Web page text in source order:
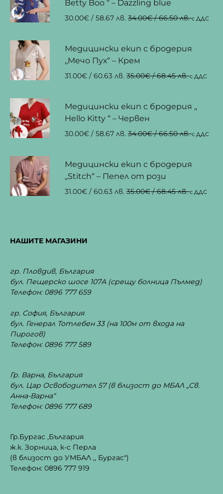
Betty Boo “ – Dazzling blue
30.00€ / 58.67 лв. 34.00€/ 66.50 лв.с ДДС
Медицински екип с бродерия
,,Мечо Пух“ – Крем
31.00€ / 60.63 лв. 35.00€/ 68.45 лв.с ДДС
Медицински екип с бродерия ,,
Hello Kitty “ – Червен
30.00€ / 58.67 лв. 34.00€/ 66.50 лв.с ДДС
Медицински екип с бродерия
,,Stitch“ – Пепел от рози
31.00€ / 60.63 лв. 35.00€/ 68.45 лв.с ДДС
НАШИТЕ МАГАЗИНИ
гр. Пловдив, България
бул. Пещерско шосе 107А (срещу болница Пълмед)
Телефон: 0896 777 659
гр. София, България
бул. Генерал Тотлебен 33(на 100м от входа на
Пирогов)
Телефон: 0896 777 589
Гр. Варна, България
бул. Цар Освободител 57 (в близост до МБАЛ „Св.
Анна-Варна“
Телефон: 0896 777 689
Гр.Бургас ,България
ж.к. Зорница, к-с Перла
(в близост до УМБАЛ ,, Бургас")
Телефон: 0896 777 919